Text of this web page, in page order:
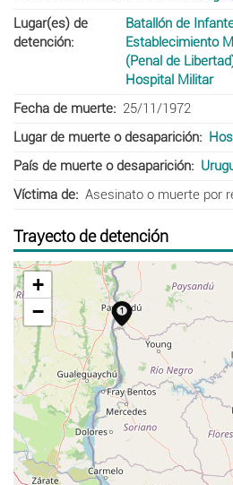
Lugar(es) de
detención
Batallón de
Establecimiento
(Penal de
Hospital Militar
Fecha de muerte
25/11/1972
Lugar de muerte o desaparición
País de muerte o desaparición
Víctima de
Asesinato o muerte por
Trayecto de detención
+
−